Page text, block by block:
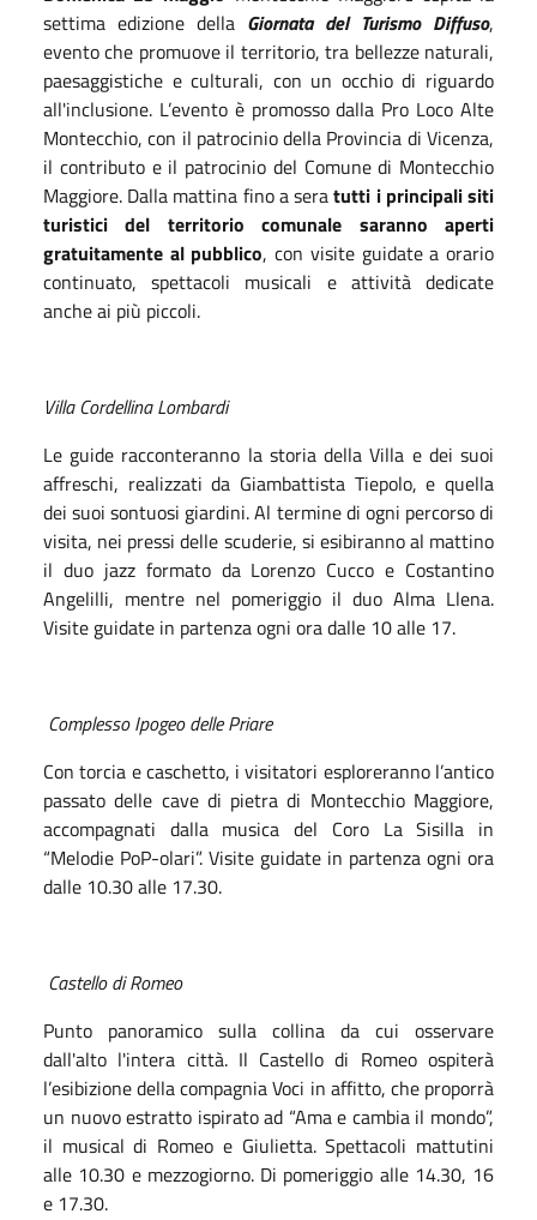
settima edizione della Giornata del Turismo Diffuso,
evento che promuove il territorio, tra bellezze naturali,
paesaggistiche e culturali, con un occhio di riguardo
all'inclusione. L’evento è promosso dalla Pro Loco Alte
Montecchio, con il patrocinio della Provincia di Vicenza,
il contributo e il patrocinio del Comune di Montecchio
Maggiore. Dalla mattina fino a seratutti i principali siti
turistici del territorio comunale saranno aperti
gratuitamente al pubblico, con visite guidate a orario
continuato, spettacoli musicali e attività dedicate
anche ai più piccoli.
Villa Cordellina Lombardi
Le guide racconteranno la storia della Villa e dei suoi
affreschi, realizzati da Giambattista Tiepolo, e quella
dei suoi sontuosi giardini. Al termine di ogni percorso di
visita, nei pressi delle scuderie, si esibiranno al mattino
il duo jazz formato da Lorenzo Cucco e Costantino
Angelilli, mentre nel pomeriggio il duo Alma Llena.
Visite guidate in partenza ogni ora dalle 10 alle 17.
Complesso Ipogeo delle Priare
Con torcia e caschetto, i visitatori esploreranno l’antico
passato delle cave di pietra di Montecchio Maggiore,
accompagnati dalla musica del Coro La Sisilla in
“Melodie PoP-olari”. Visite guidate in partenza ogni ora
dalle 10.30 alle 17.30.
Castello di Romeo
Punto panoramico sulla collina da cui osservare
dall'alto l'intera città. Il Castello di Romeo ospiterà
l’esibizione della compagnia Voci in affitto, che proporrà
un nuovo estratto ispirato ad “Ama e cambia il mondo”,
il musical di Romeo e Giulietta. Spettacoli mattutini
alle 10.30 e mezzogiorno. Di pomeriggio alle 14.30, 16
e 17.30.